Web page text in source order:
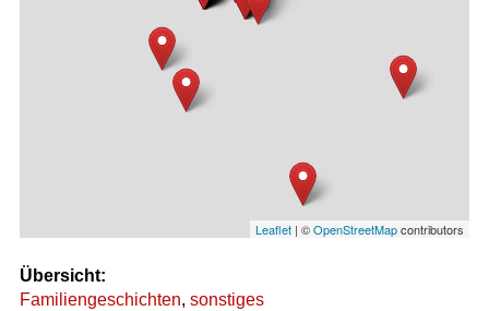
Leaflet | ©OpenStreetMapcontributors
Übersicht:
Familiengeschichten, sonstiges